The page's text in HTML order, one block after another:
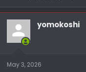
yomokoshi
May 3, 2026